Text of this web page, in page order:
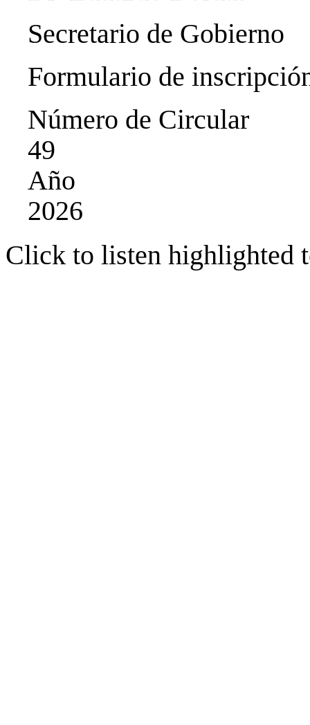
Secretario de Gobierno
Formulario de
Número de Circular
49
Año
2026
Click to listen highlighted